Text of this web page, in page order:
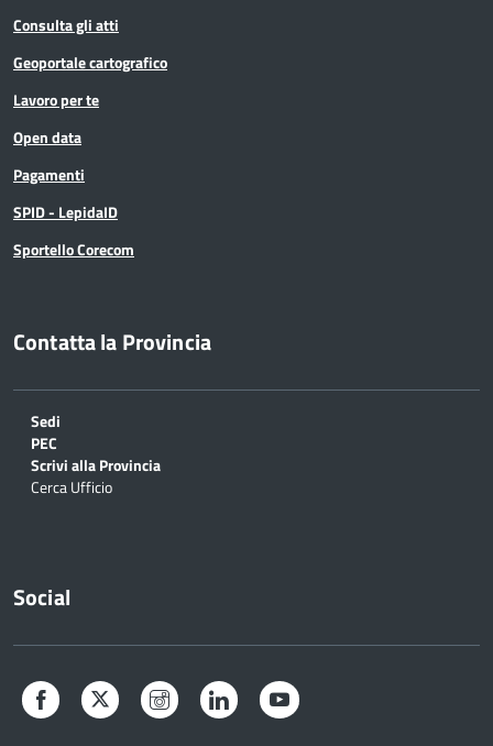
Consulta gli atti
Geoportale cartografico
Lavoro per te
Open data
Pagamenti
SPID - LepidaID
Sportello Corecom
Contatta la Provincia
Sedi
PEC
Scrivi alla Provincia
Cerca Ufficio
Social
Facebook Twitter Instagram LinkedIn